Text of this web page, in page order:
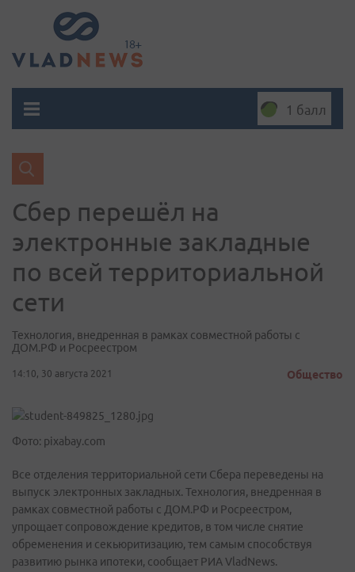
1 балл
Сбер перешёл на
электронные закладные
по всей территориальной
сети
Технология, внедренная в рамках совместной работы с
ДОМ.РФ и Росреестром
14:10, 30 августа 2021 Общество
Фото: pixabay.com
Все отделения территориальной сети Сбера переведены на
выпуск электронных закладных. Технология, внедренная в
рамках совместной работы с ДОМ.РФ и Росреестром,
упрощает сопровождение кредитов, в том числе снятие
обременения и секьюритизацию, тем самым способствуя
развитию рынка ипотеки, сообщает РИА VladNews.